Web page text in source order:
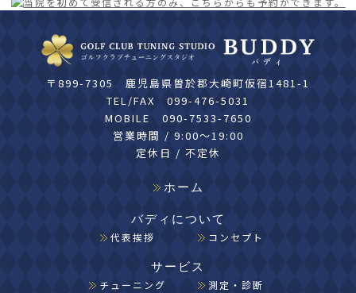
〒899-7305 鹿児島県曽於郡大崎町仮宿1481-1
TEL/FAX 099-476-5031
MOBILE 090-7533-7650
営業時間 / 9:00〜19:00
定休日 / 不定休
ホーム
バディについて
代表挨拶 コンセプト
サービス
チューニング 測定・診断